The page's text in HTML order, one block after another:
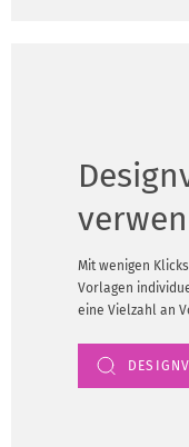
Mit wenigen
Vorlagen
eine Vielzahl an